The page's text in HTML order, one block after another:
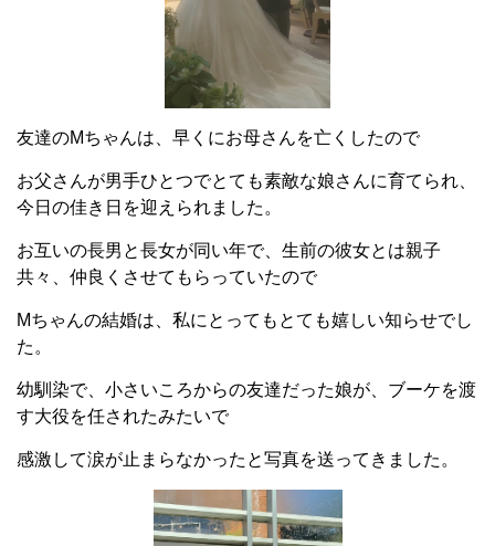
友達のMちゃんは、早くにお母さんを亡くしたので
お父さんが男手ひとつでとても素敵な娘さんに育てられ、
今日の佳き日を迎えられました。
お互いの長男と長女が同い年で、生前の彼女とは親子
共々、仲良くさせてもらっていたので
Mちゃんの結婚は、私にとってもとても嬉しい知らせでし
た。
幼馴染で、小さいころからの友達だった娘が、ブーケを渡
す大役を任されたみたいで
感激して涙が止まらなかったと写真を送ってきました。